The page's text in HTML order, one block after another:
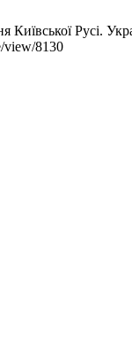
Київської Русі.
view/8130